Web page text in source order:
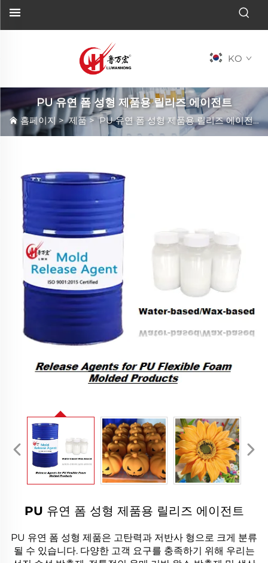
KO
PU 유연 폼 성형 제품용 릴리즈 에이전트
홈페이지>제품>PU 유연 폼 성형 제품용 릴리즈 에이전트
PU 유연 폼 성형 제품용 릴리즈 에이전트
PU 유연 폼 성형 제품은 고탄력과 저반사 형으로 크게 분류
될 수 있습니다. 다양한 고객 요구를 충족하기 위해 우리는